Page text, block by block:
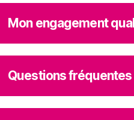
Mon engagement
Questions fréquentes